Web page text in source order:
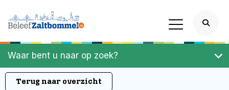
Waar bent u naar op zoek?
Terug naar overzicht